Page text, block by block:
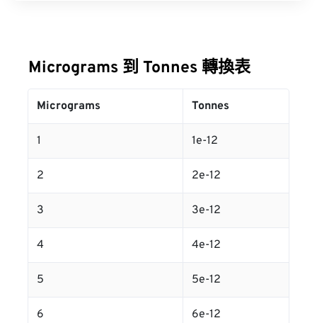
Micrograms 到 Tonnes 轉換表
Micrograms Tonnes
1 1e-12
2 2e-12
3 3e-12
4 4e-12
5 5e-12
6 6e-12